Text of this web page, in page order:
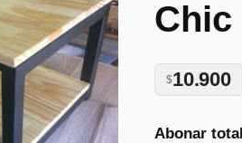
Chic
$10.900
Abonar